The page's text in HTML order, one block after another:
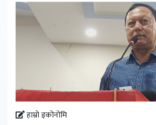
हाम्रो इकोनोमि